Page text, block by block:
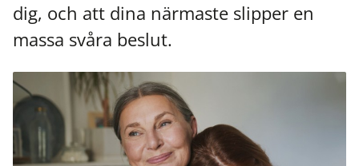
dig, och att dina närmaste slipper en
massa svåra beslut.